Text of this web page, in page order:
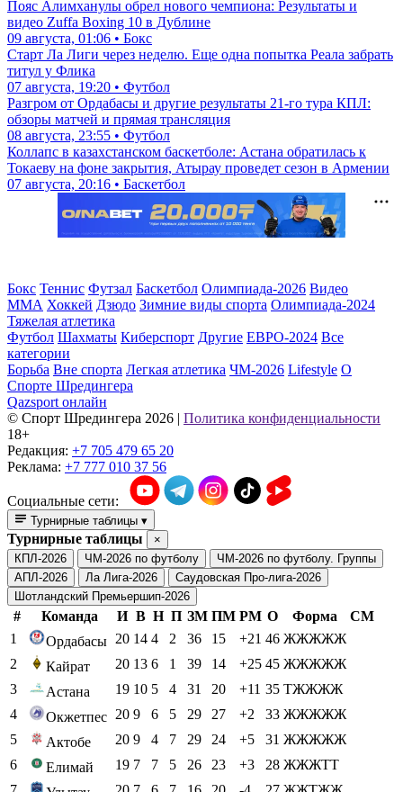
Пояс Алимханулы обрел нового чемпиона: Результаты и
видео Zuffa Boxing 10 в Дублине
09 августа, 01:06 • Бокс
Старт Ла Лиги через неделю. Еще одна попытка Реала забрать
титул у Флика
07 августа, 19:20 • Футбол
Разгром от Ордабасы и другие результаты 21-го тура КПЛ:
обзоры матчей и прямая трансляция
08 августа, 23:55 • Футбол
Коллапс в казахстанском баскетболе: Астана обратилась к
Токаеву на фоне закрытия, Атырау проведет сезон в Армении
07 августа, 20:16 • Баскетбол
Бокс Теннис Футзал Баскетбол Олимпиада-2026 Видео
ММА Хоккей Дзюдо Зимние виды спорта Олимпиада-2024
Тяжелая атлетика
Футбол Шахматы Киберспорт Другие ЕВРО-2024 Все
категории
Борьба Вне спорта Легкая атлетика ЧМ-2026 Lifestyle О
Спорте Шредингера
Qazsport онлайн
© Cпорт Шредингера 2026 | Политика конфиденциальности
18+
Редакция: +7 705 479 65 20
Реклама: +7 777 010 37 56
Социальные сети:
Турнирные таблицы ▾
Турнирные таблицы
×
КПЛ-2026
ЧМ-2026 по футболу
ЧМ-2026 по футболу. Группы
АПЛ-2026
Ла Лига-2026
Саудовская Про-лига-2026
Шотландский Премьершип-2026
# Команда И В Н П ЗМ ПМ РМ О Форма
СМ
1
Ордабасы 20 14 4 2 36 15 +21 46 ЖЖЖЖЖ
2
Кайрат 20 13 6 1 39 14 +25 45 ЖЖЖЖЖ
3
Астана 19 10 5 4 31 20 +11 35 ТЖЖЖЖ
4
Окжетпес 20 9 6 5 29 27 +2 33 ЖЖЖЖЖ
5
Актобе 20 9 4 7 29 24 +5 31 ЖЖЖЖЖ
6
Елимай 19 7 7 5 26 23 +3 28 ЖЖЖТТ